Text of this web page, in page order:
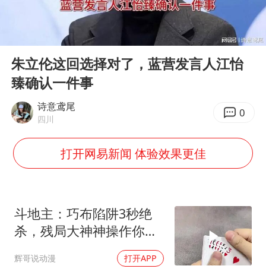
国乒连续两站无缘冠军
上海鼓励居家办公
4.2平卫生间补漏注胶花1.55万
周星驰妈妈现身香港首映礼
56岁刘奕君跟13岁女儿合跳
大疆错失宇树
“还不如不放假”
Play
11:41
朱立伦这回选择对了，蓝营发言人江怡
臻确认一件事
诗意鸢尾
四川 0
打开网易新闻 体验效果更佳
斗地主：巧布陷阱3秒绝
杀，残局大神神操作你学
辉哥说动漫 打开APP